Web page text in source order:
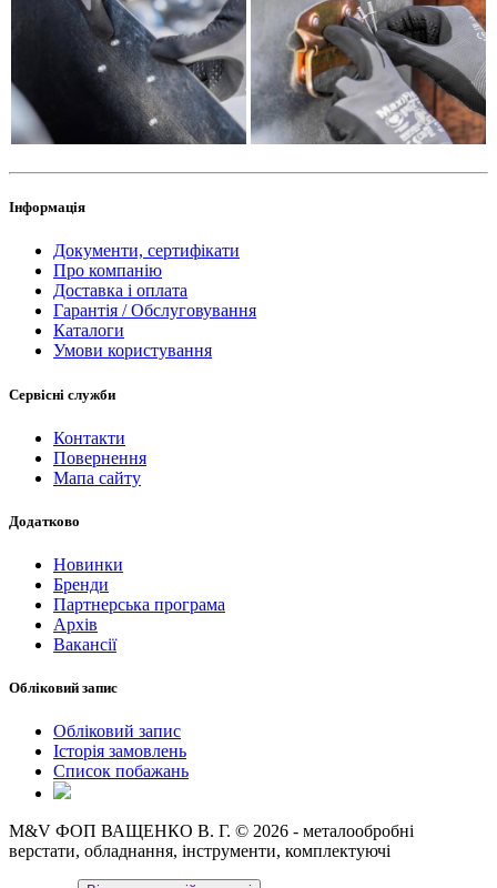
Інформація
Документи, сертифікати
Про компанію
Доставка і оплата
Гарантія / Обслуговування
Каталоги
Умови користування
Сервісні служби
Контакти
Повернення
Мапа сайту
Додатково
Новинки
Бренди
Партнерська програма
Архів
Вакансії
Обліковий запис
Обліковий запис
Історія замовлень
Список побажань
M&V ФОП ВАЩЕНКО В. Г. © 2026 - металообробні
верстати, обладнання, інструменти, комплектуючі